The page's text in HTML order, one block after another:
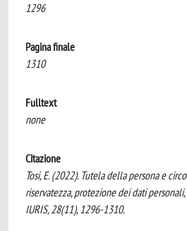
1296
Pagina finale
1310
Fulltext
none
Citazione
Tosi, E. (2022). Tutela della persona e
riservatezza, protezione dei dati
IURIS, 28(11), 1296-1310.